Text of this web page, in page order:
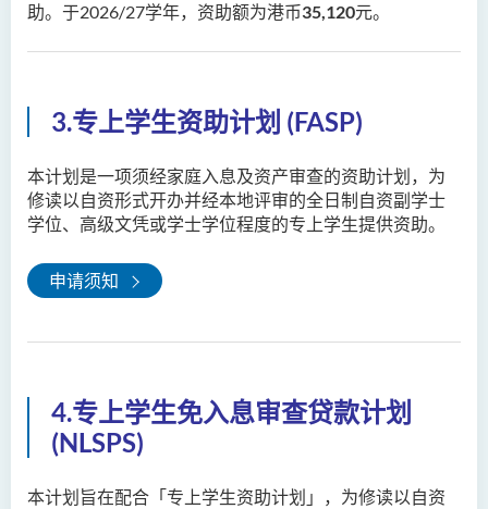
助。于2026/27学年，资助额为港币35,120元。
3.专上学生资助计划 (FASP)
本计划是一项须经家庭入息及资产审查的资助计划，为
修读以自资形式开办并经本地评审的全日制自资副学士
学位、高级文凭或学士学位程度的专上学生提供资助。
申请须知
4.专上学生免入息审查贷款计划
(NLSPS)
本计划旨在配合「专上学生资助计划」，为修读以自资